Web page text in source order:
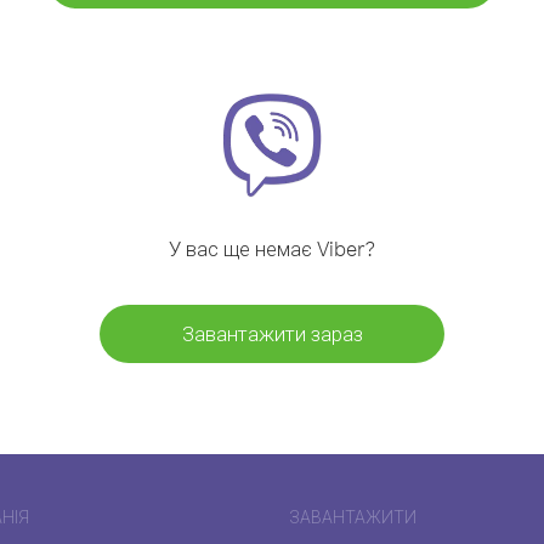
У вас ще немає Viber?
Завантажити зараз
ЗАВАНТАЖИТИ